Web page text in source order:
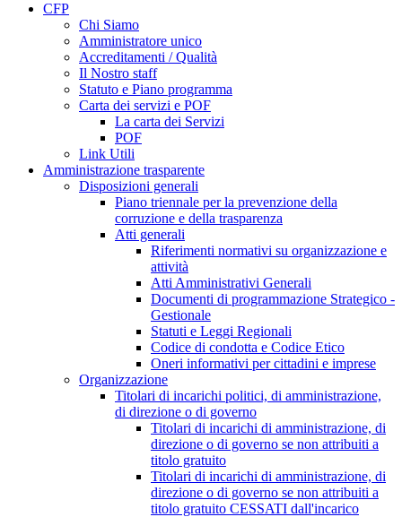
CFP
Chi Siamo
Amministratore unico
Accreditamenti / Qualità
Il Nostro staff
Statuto e Piano programma
Carta dei servizi e POF
La carta dei Servizi
POF
Link Utili
Amministrazione trasparente
Disposizioni generali
Piano triennale per la prevenzione della
corruzione e della trasparenza
Atti generali
Riferimenti normativi su organizzazione e
attività
Atti Amministrativi Generali
Documenti di programmazione Strategico -
Gestionale
Statuti e Leggi Regionali
Codice di condotta e Codice Etico
Oneri informativi per cittadini e imprese
Organizzazione
Titolari di incarichi politici, di amministrazione,
di direzione o di governo
Titolari di incarichi di amministrazione, di
direzione o di governo se non attribuiti a
titolo gratuito
Titolari di incarichi di amministrazione, di
direzione o di governo se non attribuiti a
titolo gratuito CESSATI dall'incarico